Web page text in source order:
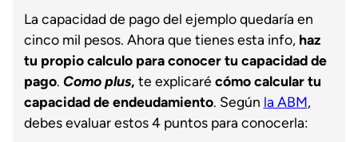
La capacidad de pago del ejemplo quedaría en
cinco mil pesos. Ahora que tienes esta info,haz
tu propio calculo para conocer tu capacidad de
pago. Como plus, te explicaré cómo calcular tu
capacidad de endeudamiento. Según la ABM,
debes evaluar estos 4 puntos para conocerla: